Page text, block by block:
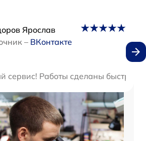
Ярослав
– ВКонтакте
сервис! Работы сделаны быстро
мастера